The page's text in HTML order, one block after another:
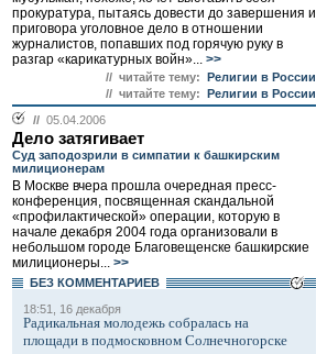
прокуратура, пытаясь довести до завершения и
приговора уголовное дело в отношении
журналистов, попавших под горячую руку в
разгар «карикатурных войн»... >>
// читайте тему: Религии в России
// читайте тему: Религии в России
// 05.04.2006
Дело затягивает
Суд заподозрили в симпатии к башкирским
милиционерам
В Москве вчера прошла очередная пресс-
конференция, посвященная скандальной
«профилактической» операции, которую в
начале декабря 2004 года организовали в
небольшом городе Благовещенске башкирские
милиционеры... >>
БЕЗ КОМMЕНТАРИЕВ
18:51, 16 декабря
Радикальная молодежь собралась на
площади в подмосковном Солнечногорске